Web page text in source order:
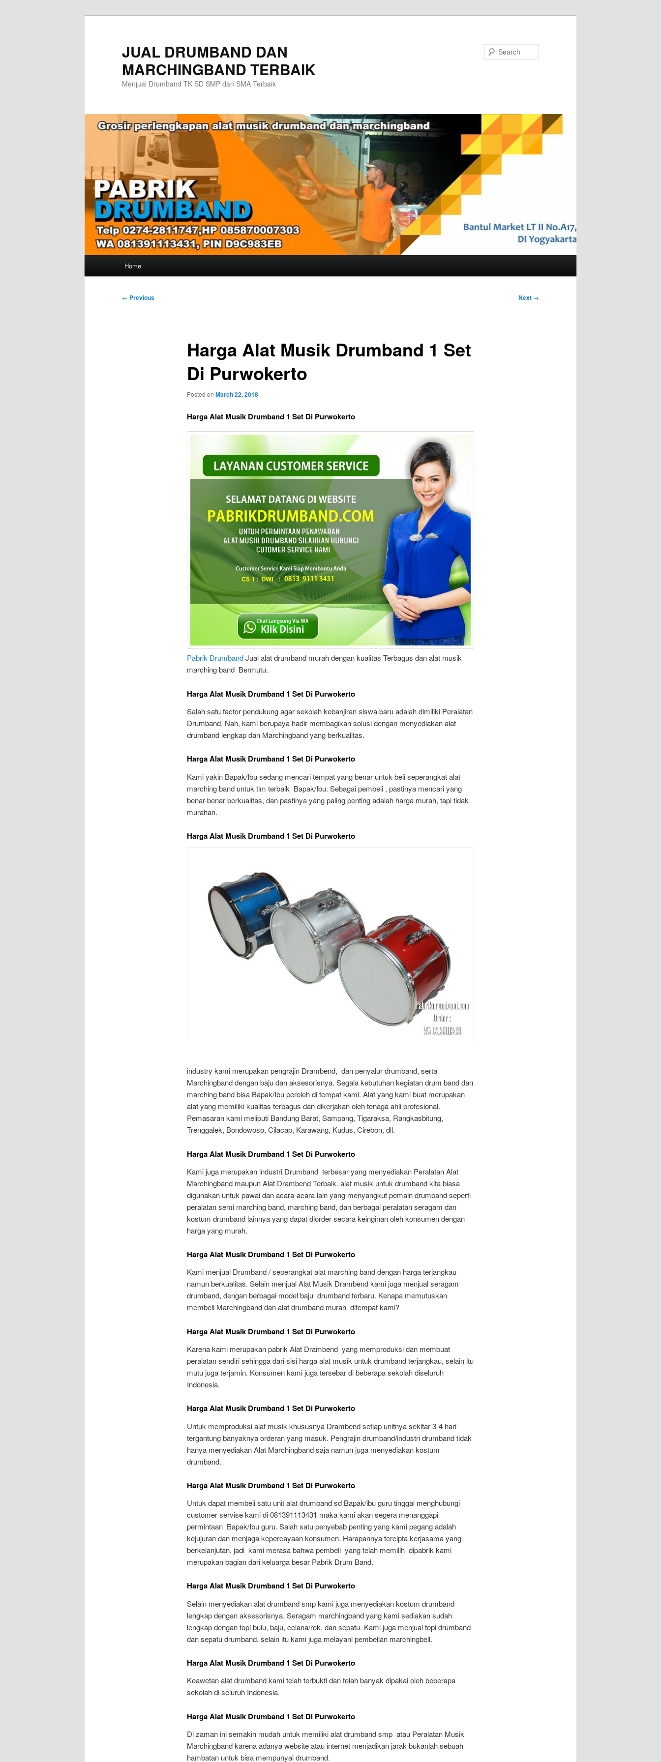
JUAL DRUMBAND DAN
MARCHINGBAND TERBAIK
Menjual Drumband TK SD SMP dan SMA Terbaik
Home
Post
← Previous Next →
Harga Alat Musik Drumband 1 Set
Di Purwokerto
Posted on March 22, 2018
Harga Alat Musik Drumband 1 Set Di Purwokerto
Pabrik DrumbandJual alat drumband murah dengan kualitas Terbagus dan alat musik
marching band Bermutu.
Harga Alat Musik Drumband 1 Set Di Purwokerto
Salah satu factor pendukung agar sekolah kebanjiran siswa baru adalah dimiliki Peralatan
Drumband. Nah, kami berupaya hadir membagikan solusi dengan menyediakan alat
drumband lengkap dan Marchingband yang berkualitas.
Harga Alat Musik Drumband 1 Set Di Purwokerto
Kami yakin Bapak/Ibu sedang mencari tempat yang benar untuk beli seperangkat alat
marching band untuk tim terbaik Bapak/Ibu. Sebagai pembeli , pastinya mencari yang
benar-benar berkualitas, dan pastinya yang paling penting adalah harga murah, tapi tidak
murahan.
Harga Alat Musik Drumband 1 Set Di Purwokerto
industry kami merupakan pengrajin Drambend, dan penyalur drumband, serta
Marchingband dengan baju dan aksesorisnya. Segala kebutuhan kegiatan drum band dan
marching band bisa Bapak/Ibu peroleh di tempat kami. Alat yang kami buat merupakan
alat yang memiliki kualitas terbagus dan dikerjakan oleh tenaga ahli profesional.
Pemasaran kami meliputi Bandung Barat, Sampang, Tigaraksa, Rangkasbitung,
Trenggalek, Bondowoso, Cilacap, Karawang, Kudus, Cirebon, dll.
Harga Alat Musik Drumband 1 Set Di Purwokerto
Kami juga merupakan industri Drumband terbesar yang menyediakan Peralatan Alat
Marchingband maupun Alat Drambend Terbaik. alat musik untuk drumband kita biasa
digunakan untuk pawai dan acara-acara lain yang menyangkut pemain drumband seperti
peralatan semi marching band, marching band, dan berbagai peralatan seragam dan
kostum drumband lainnya yang dapat diorder secara keinginan oleh konsumen dengan
harga yang murah.
Harga Alat Musik Drumband 1 Set Di Purwokerto
Kami menjual Drumband / seperangkat alat marching band dengan harga terjangkau
namun berkualitas. Selain menjual Alat Musik Drambend kami juga menjual seragam
drumband, dengan berbagai model baju drumband terbaru. Kenapa memutuskan
membeli Marchingband dan alat drumband murah ditempat kami?
Harga Alat Musik Drumband 1 Set Di Purwokerto
Karena kami merupakan pabrik Alat Drambend yang memproduksi dan membuat
peralatan sendiri sehingga dari sisi harga alat musik untuk drumband terjangkau, selain itu
mutu juga terjamin. Konsumen kami juga tersebar di beberapa sekolah diseluruh
Indonesia.
Harga Alat Musik Drumband 1 Set Di Purwokerto
Untuk memproduksi alat musik khususnya Drambend setiap unitnya sekitar 3-4 hari
tergantung banyaknya orderan yang masuk. Pengrajin drumband/industri drumband tidak
hanya menyediakan Alat Marchingband saja namun juga menyediakan kostum
drumband.
Harga Alat Musik Drumband 1 Set Di Purwokerto
Untuk dapat membeli satu unit alat drumband sd Bapak/ibu guru tinggal menghubungi
customer servise kami di 081391113431 maka kami akan segera menanggapi
permintaan Bapak/Ibu guru. Salah satu penyebab penting yang kami pegang adalah
kejujuran dan menjaga kepercayaan konsumen. Harapannya tercipta kerjasama yang
berkelanjutan, jadi kami merasa bahwa pembeli yang telah memilih dipabrik kami
merupakan bagian dari keluarga besar Pabrik Drum Band.
Harga Alat Musik Drumband 1 Set Di Purwokerto
Selain menyediakan alat drumband smp kami juga menyediakan kostum drumband
lengkap dengan aksesorisnya. Seragam marchingband yang kami sediakan sudah
lengkap dengan topi bulu, baju, celana/rok, dan sepatu. Kami juga menjual topi drumband
dan sepatu drumband, selain itu kami juga melayani pembelian marchingbell.
Harga Alat Musik Drumband 1 Set Di Purwokerto
Keawetan alat drumband kami telah terbukti dan telah banyak dipakai oleh beberapa
sekolah di seluruh Indonesia.
Harga Alat Musik Drumband 1 Set Di Purwokerto
Di zaman ini semakin mudah untuk memiliki alat drumband smp atau Peralatan Musik
Marchingband karena adanya website atau internet menjadikan jarak bukanlah sebuah
hambatan untuk bisa mempunyai drumband.